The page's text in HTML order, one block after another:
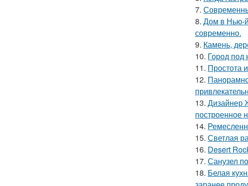
7.
8. Дом в Нью-
современно.
9. Камень,
10. Город под
11. Простота
12.
13. Дизайнер
построенное
14.
15. Светлая
16. Desert
17. Санузел
18. Белая